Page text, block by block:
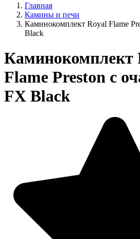
Главная
Камины и печи
Каминокомплект Royal Flame
Black
Каминокомплект
Flame Preston с
FX Black